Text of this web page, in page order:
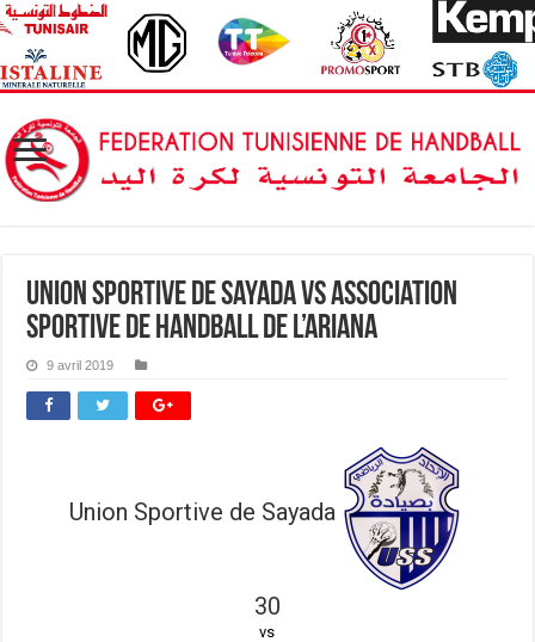
Union Sportive de Sayada vs Association
Sportive de Handball de l’Ariana
9 avril 2019
Union Sportive de Sayada
30
vs